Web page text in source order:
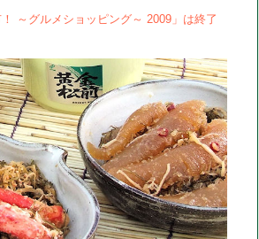
！ ～グルメショッピング～ 2009」は終了